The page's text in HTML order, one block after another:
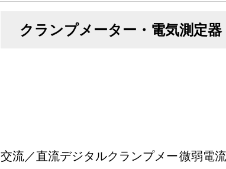
クランプメーター・電気測定器
交流／直流デジタルクランプメー微弱電